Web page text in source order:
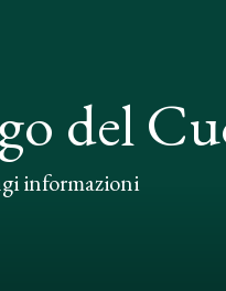
del
informazioni